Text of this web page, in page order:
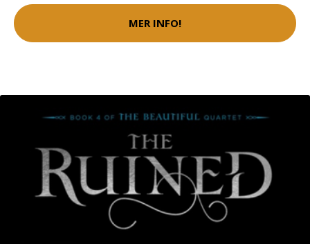
MER INFO!